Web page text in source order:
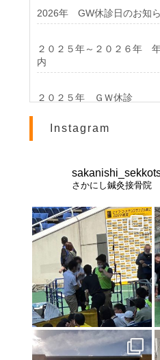
2026年 GW休診日のお知
２０２５年～２０２６年
内
２０２５年 ＧＷ休診
2024 GWのお知らせ
休診のお知らせ
北海道インターハイ２０
交通事故治療は《さかにし
お盆休みのお知らせ
インターハイ2021
東京オリンピック２０２０
Instagram
さかにし鍼灸接骨院